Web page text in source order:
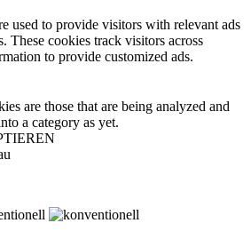
used to provide visitors with relevant ads
These cookies track visitors across
to provide customized ads.
are those that are being analyzed and
a category as yet.